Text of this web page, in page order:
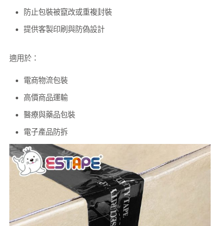
防止包裝被竄改或重複封裝
提供客製印刷與防偽設計
適用於：
電商物流包裝
高價商品運輸
醫療與藥品包裝
電子產品防拆